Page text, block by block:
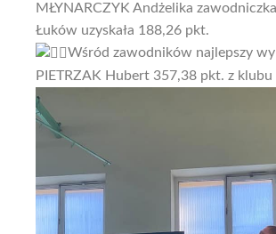
MŁYNARCZYK Andżelika
Łuków uzyskała 188,26 pkt.
Wśród zawodników najlepszy
PIETRZAK Hubert 357,38 pkt. z